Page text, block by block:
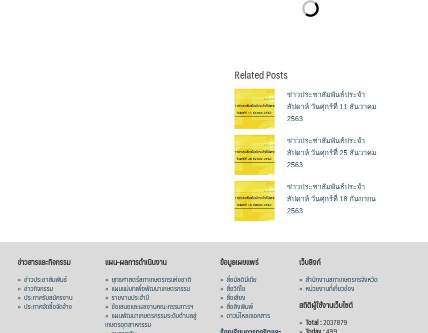
Related Posts
ข่าวประชาสัมพันธ์ประจำ
สัปดาห์ วันศุกร์ที่ 11 ธันวาคม
2563
ข่าวประชาสัมพันธ์ประจำ
สัปดาห์ วันศุกร์ที่ 25 ธันวาคม
2563
ข่าวประชาสัมพันธ์ประจำ
สัปดาห์ วันศุกร์ที่ 18 กันยายน
2563
ข่าวสารและกิจกรรม
»ข่าวประชาสัมพันธ์
»ข่าวกิจกรรม
»ประกาศรับสมัครงาน
»ประกาศจัดซื้อจัดจ้าง
แผน-ผลการดำเนินงาน
» ยุทธศาสตร์สภาเกษตรกรแห่งชาติ
» แผนแม่บทเพื่อพัฒนาเกษตรกรรม
» รายงานประจำปี
» ข้อเสนอและผลงานคณะกรรมการฯ
» แผนพัฒนาเกษตรกรรมระดับตำบลสู่
เกษตรอุตสาหกรรม
ข้อมูลเผยแพร่
» สื่อมัลติมีเดีย
» สื่อวิดีโอ
» สื่อเสียง
» สื่อสิ่งพิมพ์
» ดาวน์โหลดเอกสาร
เว็บลิงก์
» สำนักงานสภาเกษตรกรจังหวัด
» หน่วยงานที่เกี่ยวข้อง
สถิติผู้ใช้งานเว็บไซต์
» Total :2037879